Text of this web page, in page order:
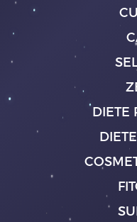
DIETE